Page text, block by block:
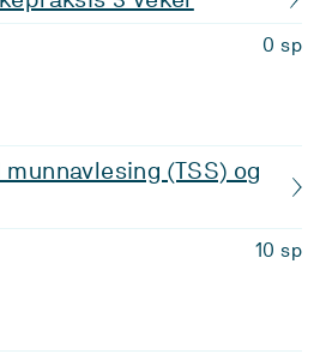
0 sp
(TSS) og
10 sp